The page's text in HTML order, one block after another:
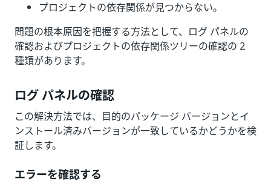
プロジェクトの依存関係が見つからない。
問題の根本原因を把握する方法として、ログ パネルの
確認およびプロジェクトの依存関係ツリーの確認の 2
種類があります。
ログ パネルの確認
この解決方法では、目的のパッケージ バージョンとイ
ンストール済みバージョンが一致しているかどうかを検
証します。
エラーを確認する